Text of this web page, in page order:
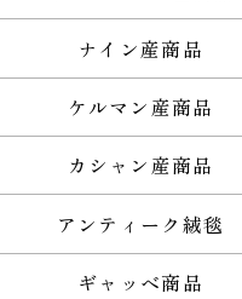
ナイン産商品
ケルマン産商品
カシャン産商品
アンティーク絨毯
ギャッベ商品